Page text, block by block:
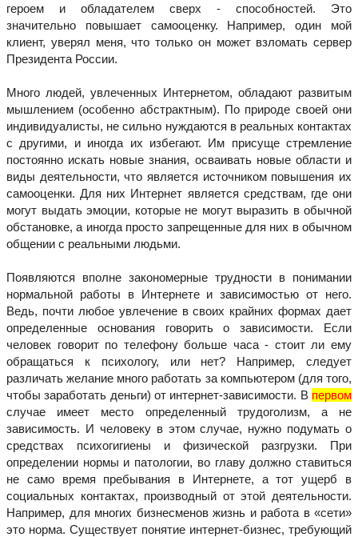
героем и обладателем сверх - способностей. Это
значительно повышает самооценку. Например, один мой
клиент, уверял меня, что только он может взломать сервер
Президента России.
Много людей, увлеченных Интернетом, обладают развитым
мышлением (особенно абстрактным). По природе своей они
индивидуалисты, не сильно нуждаются в реальных контактах
с другими, и иногда их избегают. Им присуще стремление
постоянно искать новые знания, осваивать новые области и
виды деятельности, что является источником повышения их
самооценки. Для них Интернет является средствам, где они
могут выдать эмоции, которые не могут выразить в обычной
обстановке, а иногда просто запрещенные для них в обычном
общении с реальными людьми.
Появляются вполне закономерные трудности в понимании
нормальной работы в Интернете и зависимостью от него.
Ведь, почти любое увлечение в своих крайних формах дает
определенные основания говорить о зависимости. Если
человек говорит по телефону больше часа - стоит ли ему
обращаться к психологу, или нет? Например, следует
различать желание много работать за компьютером (для того,
чтобы заработать деньги) от интернет-зависимости. В первом
случае имеет место определенный трудоголизм, а не
зависимость. И человеку в этом случае, нужно подумать о
средствах психогигиены и физической разгрузки. При
определении нормы и патологии, во главу должно ставиться
не само время пребывания в Интернете, а тот ущерб в
социальных контактах, производный от этой деятельности.
Например, для многих бизнесменов жизнь и работа в «сети»
это норма. Существует понятие интернет-бизнес, требующий